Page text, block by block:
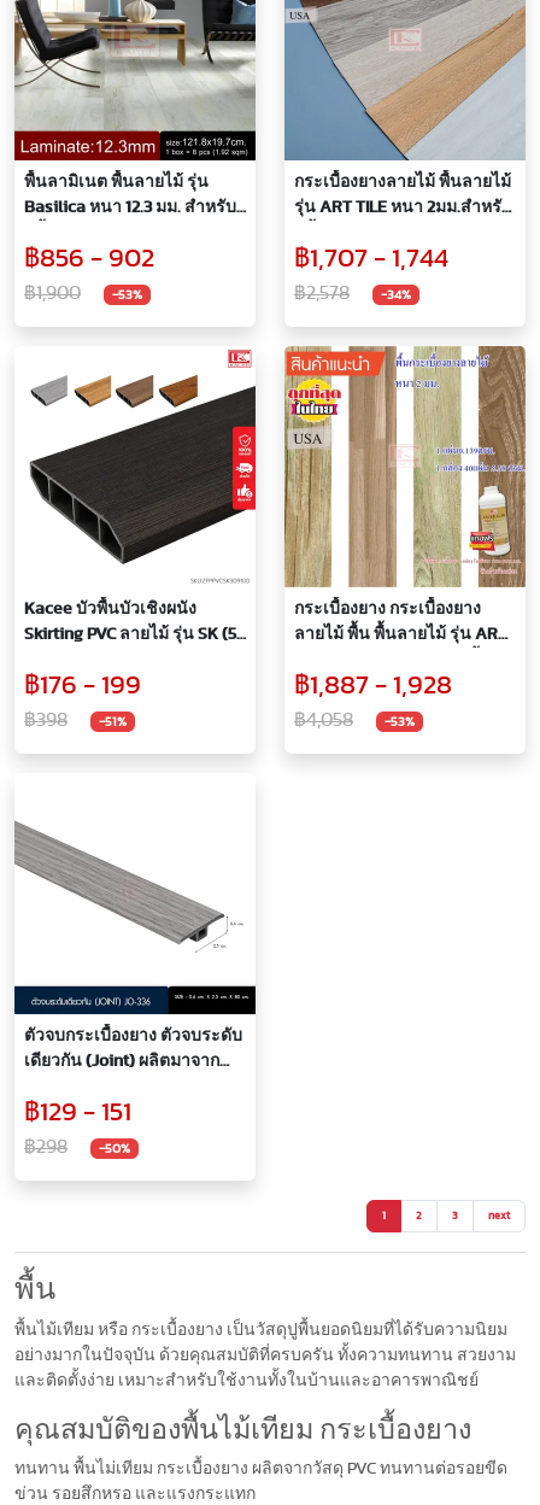
พื้นลามิเนต พื้นลายไม้ รุ่น
Basilica หนา 12.3 มม. สำหรับ
฿856 - 902
฿1,900 -53%
กระเบื้องยางลายไม้ พื้นลายไม้
รุ่น ART TILE หนา 2มม.สำหรับ
฿1,707 - 1,744
฿2,578 -34%
Kacee บัวพื้นบัวเชิงผนัง
Skirting PVC ลายไม้ รุ่น SK (5
฿176 - 199
฿398 -51%
กระเบื้องยาง กระเบื้องยาง
ลายไม้ พื้น พื้นลายไม้ รุ่น ART
ห้อง แถมฟรี! กาว
฿1,887 - 1,928
฿4,058 -53%
ตัวจบกระเบื้องยาง ตัวจบระดับ
เดียวกัน (Joint) ผลิตมาจาก
มีทั้งหมด 5 สี
฿129 - 151
฿298 -50%
1 2 3 next
พื้น
พื้นไม้เทียม หรือ กระเบื้องยาง เป็นวัสดุปูพื้นยอดนิยมที่ได้รับความนิยม
อย่างมากในปัจจุบัน ด้วยคุณสมบัติที่ครบครัน ทั้งความทนทาน สวยงาม
และติดตั้งง่าย เหมาะสำหรับใช้งานทั้งในบ้านและอาคารพาณิชย์
คุณสมบัติของพื้นไม้เทียม กระเบื้องยาง
ทนทาน พื้นไม่เทียม กระเบื้องยาง ผลิตจากวัสดุ PVC ทนทานต่อรอยขีด
ข่วน รอยสึกหรอ และแรงกระแทก